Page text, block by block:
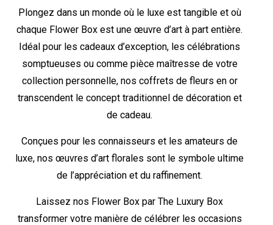
Plongez dans un monde où le luxe est tangible et où
chaque Flower Box est une œuvre d’art à part entière.
Idéal pour les cadeaux d’exception, les célébrations
somptueuses ou comme pièce maîtresse de votre
collection personnelle, nos coffrets de fleurs en or
transcendent le concept traditionnel de décoration et
de cadeau.
Conçues pour les connaisseurs et les amateurs de
luxe, nos œuvres d’art florales sont le symbole ultime
de l’appréciation et du raffinement.
Laissez nos Flower Box par The Luxury Box
transformer votre manière de célébrer les occasions